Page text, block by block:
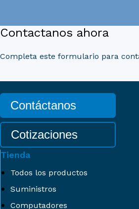
Contactanos ahora
Completa este formulario para
Contáctanos
Cotizaciones
Tienda
Todos los productos
Suministros
Computadores